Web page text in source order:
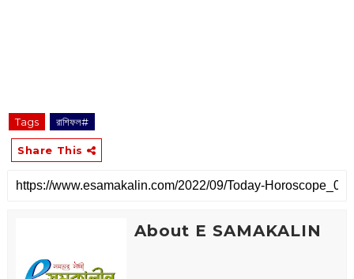
Tags রাশিফল#
Share This
About E SAMAKALIN